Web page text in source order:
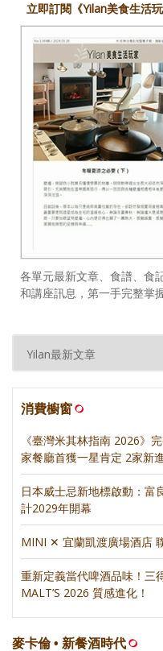
立即訂閱《Yilan美食生活
各單元最新文章、食譜、食
和講座訊息，第一手完整掌
消費櫥窗
《臺灣米其林指南 2026》
家餐廳首獲一星肯定 2家新
日本威士忌新地標啟動：富
計2029年開幕
MINI ✕ 宜蘭凱渡廣場酒店
重新定義當代啤酒品味！三
MALT’S 2026 質感進化！
麥卡倫 • 新餐酒時代